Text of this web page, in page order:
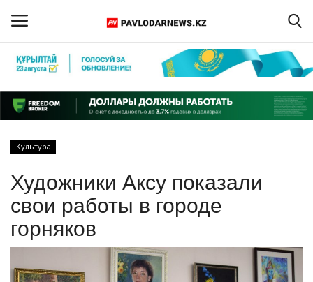
Регистрация
Главная
ПАВЛОДАРСКАЯ ОБЛАСТЬ
КАЗАХСТАН
МИР
Культура
Художники Аксу показали
свои работы в городе
горняков